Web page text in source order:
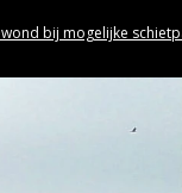
bij mogelijke